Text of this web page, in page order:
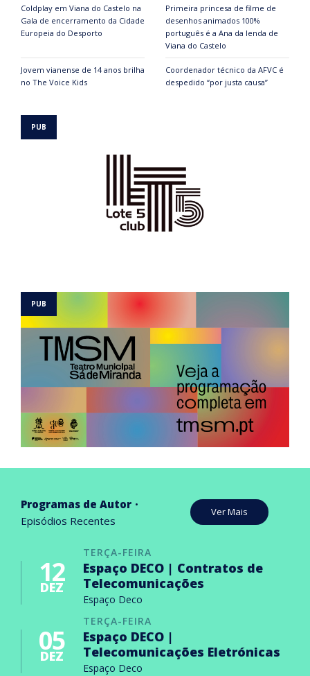
Coldplay em Viana do Castelo na
Gala de encerramento da Cidade
Europeia do Desporto
Primeira princesa de filme de
desenhos animados 100%
português é a Ana da lenda de
Viana do Castelo
Jovem vianense de 14 anos brilha
no The Voice Kids
Coordenador técnico da AFVC é
despedido “por justa causa”
Programas de Autor
Episódios Recentes
Ver Mais
TERÇA-FEIRA
12
DEZ
Espaço DECO | Contratos de
Telecomunicações
Espaço Deco
TERÇA-FEIRA
05
DEZ
Espaço DECO |
Telecomunicações Eletrónicas
Espaço Deco